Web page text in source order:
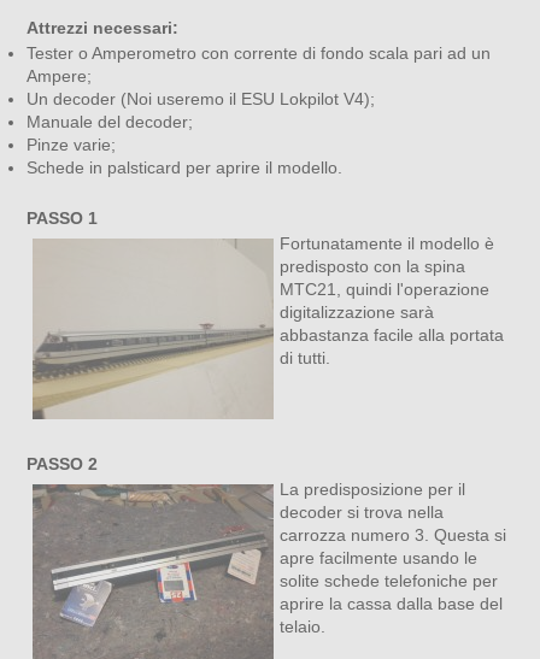
Attrezzi necessari:
Tester o Amperometro con corrente di fondo scala pari ad un
Ampere;
Un decoder (Noi useremo il ESU Lokpilot V4);
Manuale del decoder;
Pinze varie;
Schede in palsticard per aprire il modello.
PASSO 1
Fortunatamente il modello è
predisposto con la spina
MTC21, quindi l'operazione
digitalizzazione sarà
abbastanza facile alla portata
di tutti.
PASSO 2
La predisposizione per il
decoder si trova nella
carrozza numero 3. Questa si
apre facilmente usando le
solite schede telefoniche per
aprire la cassa dalla base del
telaio.